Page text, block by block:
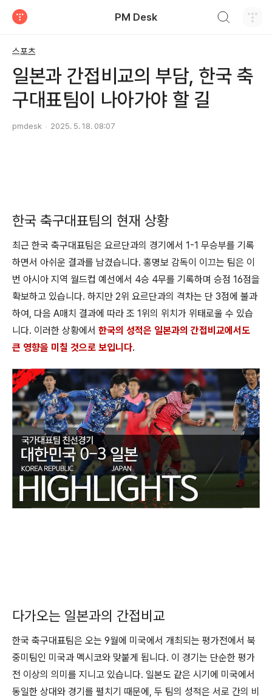
PM Desk
스포츠
일본과 간접비교의 부담, 한국 축
구대표팀이 나아가야 할 길
pmdesk 2025. 5. 18. 08:07
한국 축구대표팀의 현재 상황
최근 한국 축구대표팀은 요르단과의 경기에서 1-1 무승부를 기록
하면서 아쉬운 결과를 남겼습니다. 홍명보 감독이 이끄는 팀은 이
번 아시아 지역 월드컵 예선에서 4승 4무를 기록하며 승점 16점을
확보하고 있습니다. 하지만 2위 요르단과의 격차는 단 3점에 불과
하여, 다음 A매치 결과에 따라 조 1위의 위치가 위태로울 수 있습
니다. 이러한 상황에서 한국의 성적은 일본과의 간접비교에서도
큰 영향을 미칠 것으로 보입니다.
다가오는 일본과의 간접비교
한국 축구대표팀은 오는 9월에 미국에서 개최되는 평가전에서 북
중미팀인 미국과 멕시코와 맞붙게 됩니다. 이 경기는 단순한 평가
전 이상의 의미를 지니고 있습니다. 일본도 같은 시기에 미국에서
동일한 상대와 경기를 펼치기 때문에, 두 팀의 성적은 서로 간의 비